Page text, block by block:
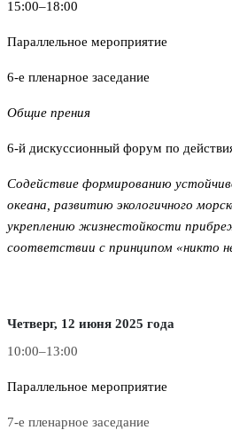
15:00–18:00
Параллельное мероприятие
6-е пленарное заседание
Общие прения
6-й дискуссионный форум по
Содействие формированию
океана, развитию экологичного
укреплению жизнестойкости
соответствии с принципом «никто
Четверг, 12 июня 2025 года
10:00–13:00
Параллельное мероприятие
7-е пленарное заседание